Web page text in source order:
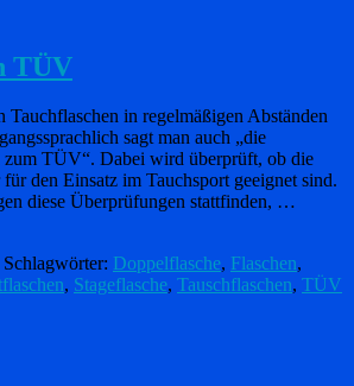
TÜV
Tauchflaschen in regelmäßigen Abständen
sagt man auch „die
zum TÜV“. Dabei wird überprüft, ob die
den Einsatz im Tauchsport geeignet sind.
diese Überprüfungen stattfinden, …
| Schlagwörter: Doppelflasche, Flaschen,
, Stageflasche, Tauschflaschen, TÜV